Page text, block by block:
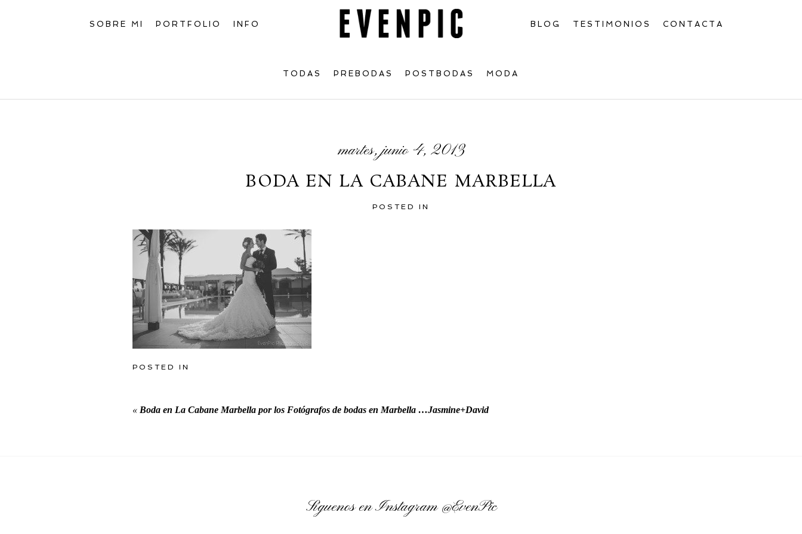
SOBRE MI PORTFOLIO INFO BLOG TESTIMONIOS CONTACTA
TODAS PREBODAS POSTBODAS MODA
martes, junio 4, 2013
BODA EN LA CABANE MARBELLA
POSTED IN
POSTED IN
« Boda en La Cabane Marbella por los Fotógrafos de bodas en Marbella …Jasmine+David
Síguenos en Instagram@EvenPic